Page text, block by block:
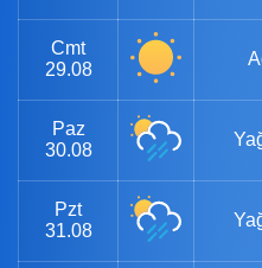
Cmt
29.08
Paz
30.08
Pzt
31.08